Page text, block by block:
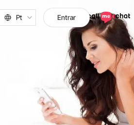
Pt Entrar